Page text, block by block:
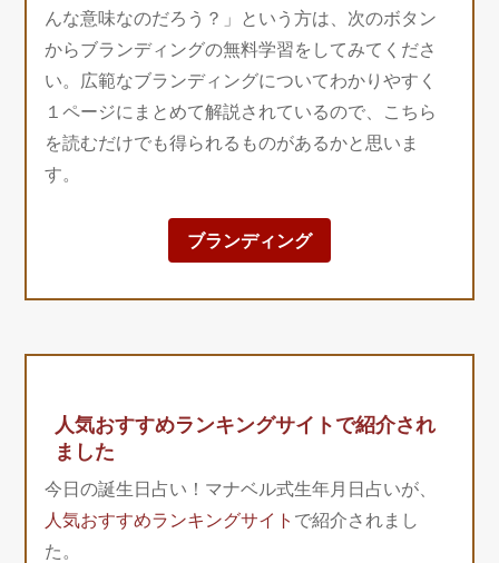
んな意味なのだろう？」という方は、次のボタン
からブランディングの無料学習をしてみてくださ
い。広範なブランディングについてわかりやすく
１ページにまとめて解説されているので、こちら
を読むだけでも得られるものがあるかと思いま
す。
ブランディング
人気おすすめランキングサイトで紹介され
ました
今日の誕生日占い！マナベル式生年月日占いが、
人気おすすめランキングサイト で紹介されまし
た。